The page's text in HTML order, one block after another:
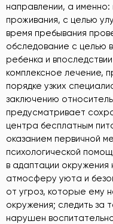
направлении, а
проживания, с целью
время пребывания
обследование с целью
ребенка и
комплексное лечение,
порядке узких
заключению
предусматривает
центра бесплатным
оказанием первичной
психологической
в адаптации
атмосферу уюта и
от угроз, которые ему
окружения; следить за
нарушен